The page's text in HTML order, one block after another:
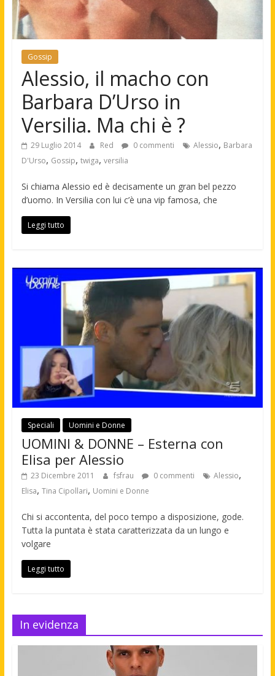
Gossip
Alessio, il macho con
Barbara D’Urso in
Versilia. Ma chi è ?
29 Luglio 2014 Red 0 commenti Alessio, Barbara
D'Urso, Gossip, twiga, versilia
Si chiama Alessio ed è decisamente un gran bel pezzo
d’uomo. In Versilia con lui c’è una vip famosa, che
Leggi tutto
Speciali Uomini e Donne
UOMINI & DONNE – Esterna con
Elisa per Alessio
23 Dicembre 2011 fsfrau 0 commenti Alessio,
Elisa, Tina Cipollari, Uomini e Donne
Chi si accontenta, del poco tempo a disposizione, gode.
Tutta la puntata è stata caratterizzata da un lungo e
volgare
Leggi tutto
In evidenza